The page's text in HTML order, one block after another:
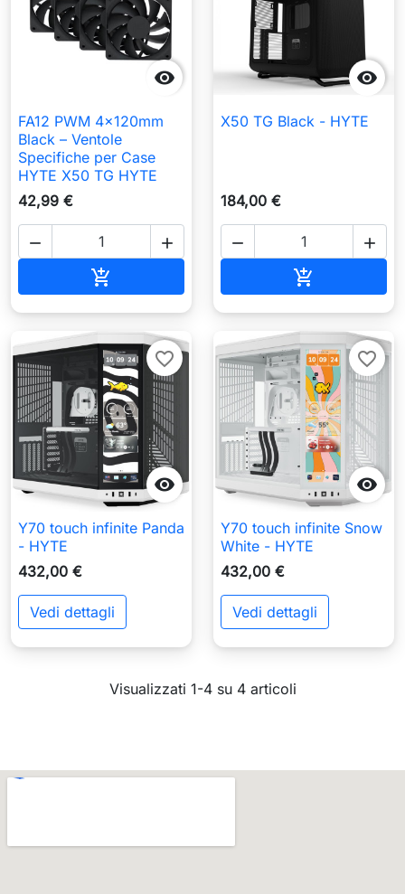

FA12 PWM 4x120mm
Black – Ventole
Specifiche per Case
HYTE X50 TG HYTE
42,99 €
 


X50 TG Black - HYTE
184,00 €
 


favorite_border
Y70 touch infinite Panda
- HYTE
432,00 €
Vedi dettagli

favorite_border
Y70 touch infinite Snow
White - HYTE
432,00 €
Vedi dettagli
Visualizzati 1-4 su 4 articoli